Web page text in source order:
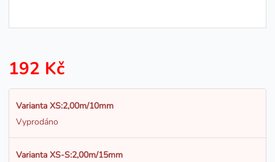
192 Kč
Varianta XS:2,00m/10mm
Vyprodáno
Varianta XS-S:2,00m/15mm